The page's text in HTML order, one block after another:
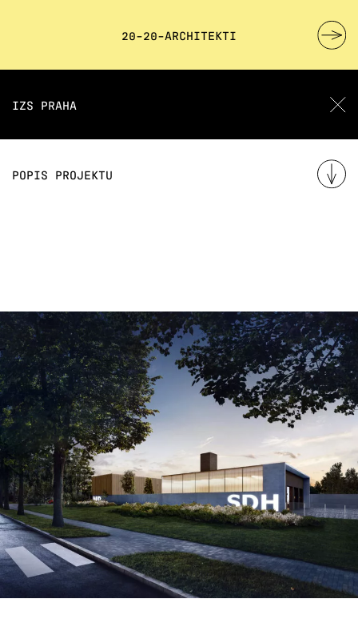
20-20-ARCHITEKTI
IZS PRAHA
POPIS PROJEKTU